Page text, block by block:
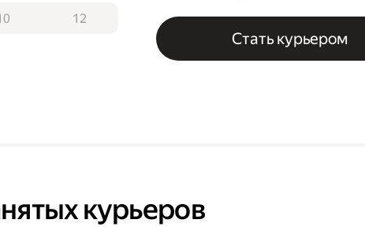
12
Стать курьером
курьеров